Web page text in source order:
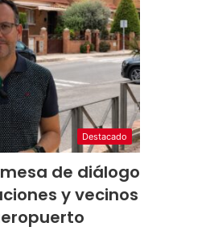
Destacado
mesa de diálogo
y vecinos